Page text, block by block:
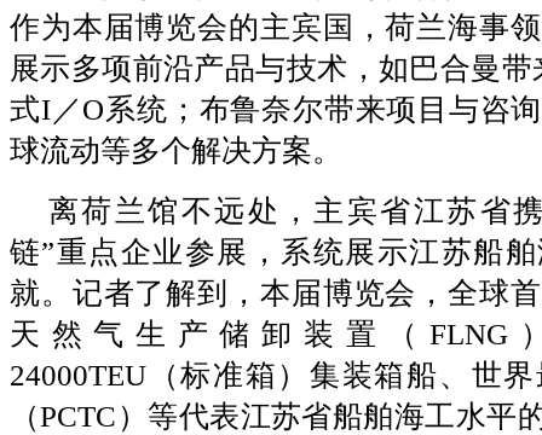
作为本届博览会的主宾国，荷兰海事
展示多项前沿产品与技术，如巴合曼
式I／O系统；布鲁奈尔带来项目与咨
球流动等多个解决方案。
离荷兰馆不远处，主宾省江苏省
链”重点企业参展，系统展示江苏船
就。记者了解到，本届博览会，全球
天然气生产储卸装置（FLNG
24000TEU（标准箱）集装箱船、世
（PCTC）等代表江苏省船舶海工水平